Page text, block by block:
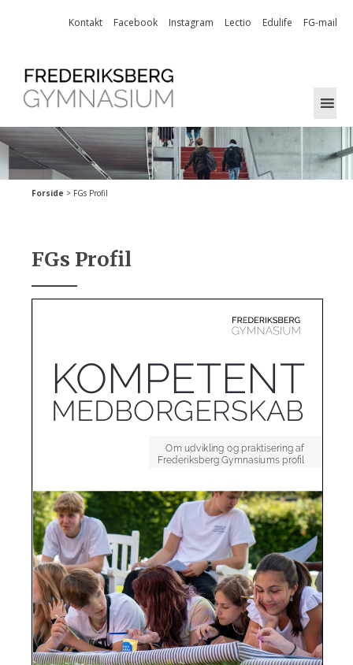
Kontakt Facebook Instagram Lectio Edulife FG-mail
Forside > FGs Profil
FGs Profil